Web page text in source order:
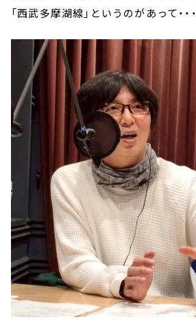
「西武多摩湖線」というのがあって・・・